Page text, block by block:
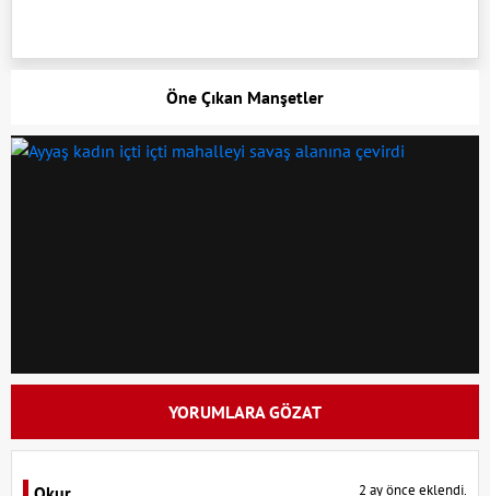
Öne Çıkan Manşetler
YORUMLARA GÖZAT
2 ay önce eklendi.